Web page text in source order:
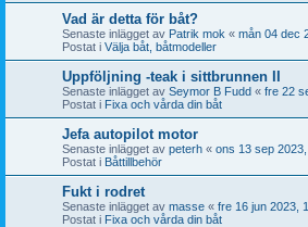
Vad är detta för båt?
Senaste inlägget av Patrik mok « mån 04 dec
Postat i Välja båt, båtmodeller
Uppföljning -teak i sittbrunnen II
Senaste inlägget av Seymor B Fudd « fre 22
Postat i Fixa och vårda din båt
Jefa autopilot motor
Senaste inlägget av peterh « ons 13 sep
Postat i Båttillbehör
Fukt i rodret
Senaste inlägget av masse « fre 16 jun 2023,
Postat i Fixa och vårda din båt